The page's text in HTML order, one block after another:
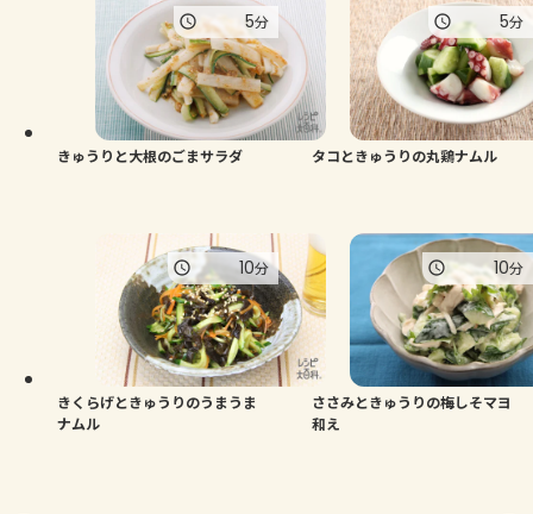
きゅうりと大根のごまサラダ
5分
タコときゅうりの丸鶏ナムル
5分
きくらげときゅうりのうまうま
ナムル
10分
ささみときゅうりの梅しそマヨ
和え
10分